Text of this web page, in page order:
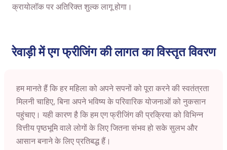
क्रायोलॉक पर अतिरिक्त शुल्क लागू होगा।
रेवाड़ी में एग फ्रीजिंग की लागत का विस्तृत विवरण
हम मानते हैं कि हर महिला को अपने सपनों को पूरा करने की स्वतंत्रता
मिलनी चाहिए, बिना अपने भविष्य के परिवारिक योजनाओं को नुकसान
पहुंचाए। यही कारण है कि हम एग फ्रीजिंग की प्रक्रिया को विभिन्न
वित्तीय पृष्ठभूमि वाले लोगों के लिए जितना संभव हो सके सुलभ और
आसान बनाने के लिए प्रतिबद्ध हैं।